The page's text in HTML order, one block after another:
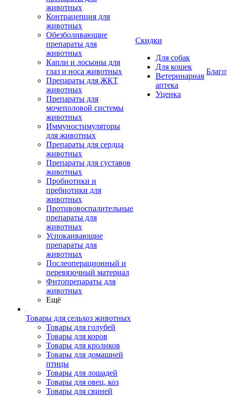
животных
Контрацепция для
животных
Обезболивающие
препараты для
животных
Капли и лосьоны для
глаз и носа животных
Препараты для ЖКТ
животных
Препараты для
мочеполовой системы
животных
Иммуностимуляторы
для животных
Препараты для сердца
животных
Препараты для суставов
животных
Пробиотики и
пребиотики для
животных
Противовоспалительные
препараты для
животных
Успокаивающие
препараты для
животных
Послеоперационный и
перевязочный материал
Фитопрепараты для
животных
Ещё
Товары для сельхоз животных
Товары для голубей
Товары для коров
Товары для кроликов
Товары для домашней
птицы
Товары для лошадей
Товары для овец, коз
Товары для свиней
Скидки
Для собак
Для кошек
Ветеринарная
аптека
Уценка